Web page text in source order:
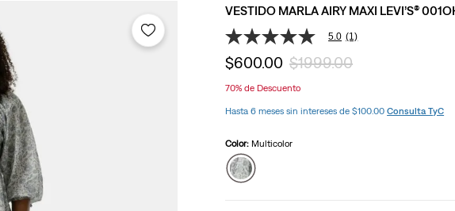
VESTIDO MARLA AIRY MAXI LEVI’S®
5.0
de
5
valor
medio
de
Read
a
Review.
Enlace
5.0 (1)
$600.00 $1999.00
70% de Descuento
Hasta 6 meses sin intereses de $100.00Consulta TyC
Color: Multicolor